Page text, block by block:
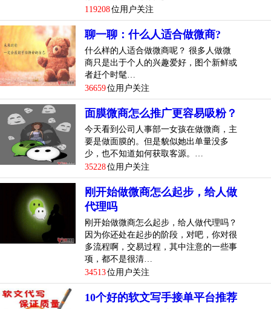
119208位用户关注
聊一聊：什么人适合做微商?
什么样的人适合做微商呢？ 很多人做微
商只是出于个人的兴趣爱好，图个新鲜或
者赶个时髦…
36659位用户关注
面膜微商怎么推广更容易吸粉？
今天看到公司人事部一女孩在做微商，主
要是做面膜的。但是貌似她出单量没多
少，也不知道如何获取客源。…
35228位用户关注
刚开始做微商怎么起步，给人做
代理吗
刚开始做微商怎么起步，给人做代理吗？
因为你还处在起步的阶段，对吧，你对很
多流程啊，交易过程，其中注意的一些事
项，都不是很清…
34513位用户关注
10个好的软文写手接单平台推荐